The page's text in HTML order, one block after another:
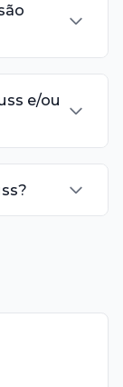
e/ou